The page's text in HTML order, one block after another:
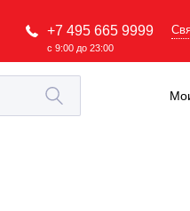
+7 495 665 9999
с 9:00 до 23:00